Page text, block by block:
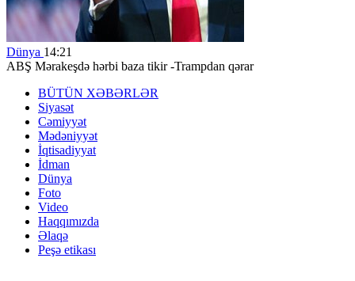
Dünya 14:21
ABŞ Mərakeşdə hərbi baza tikir -Trampdan qərar
BÜTÜN XƏBƏRLƏR
Siyasət
Cəmiyyət
Mədəniyyət
İqtisadiyyat
İdman
Dünya
Foto
Video
Haqqımızda
Əlaqə
Peşə etikası